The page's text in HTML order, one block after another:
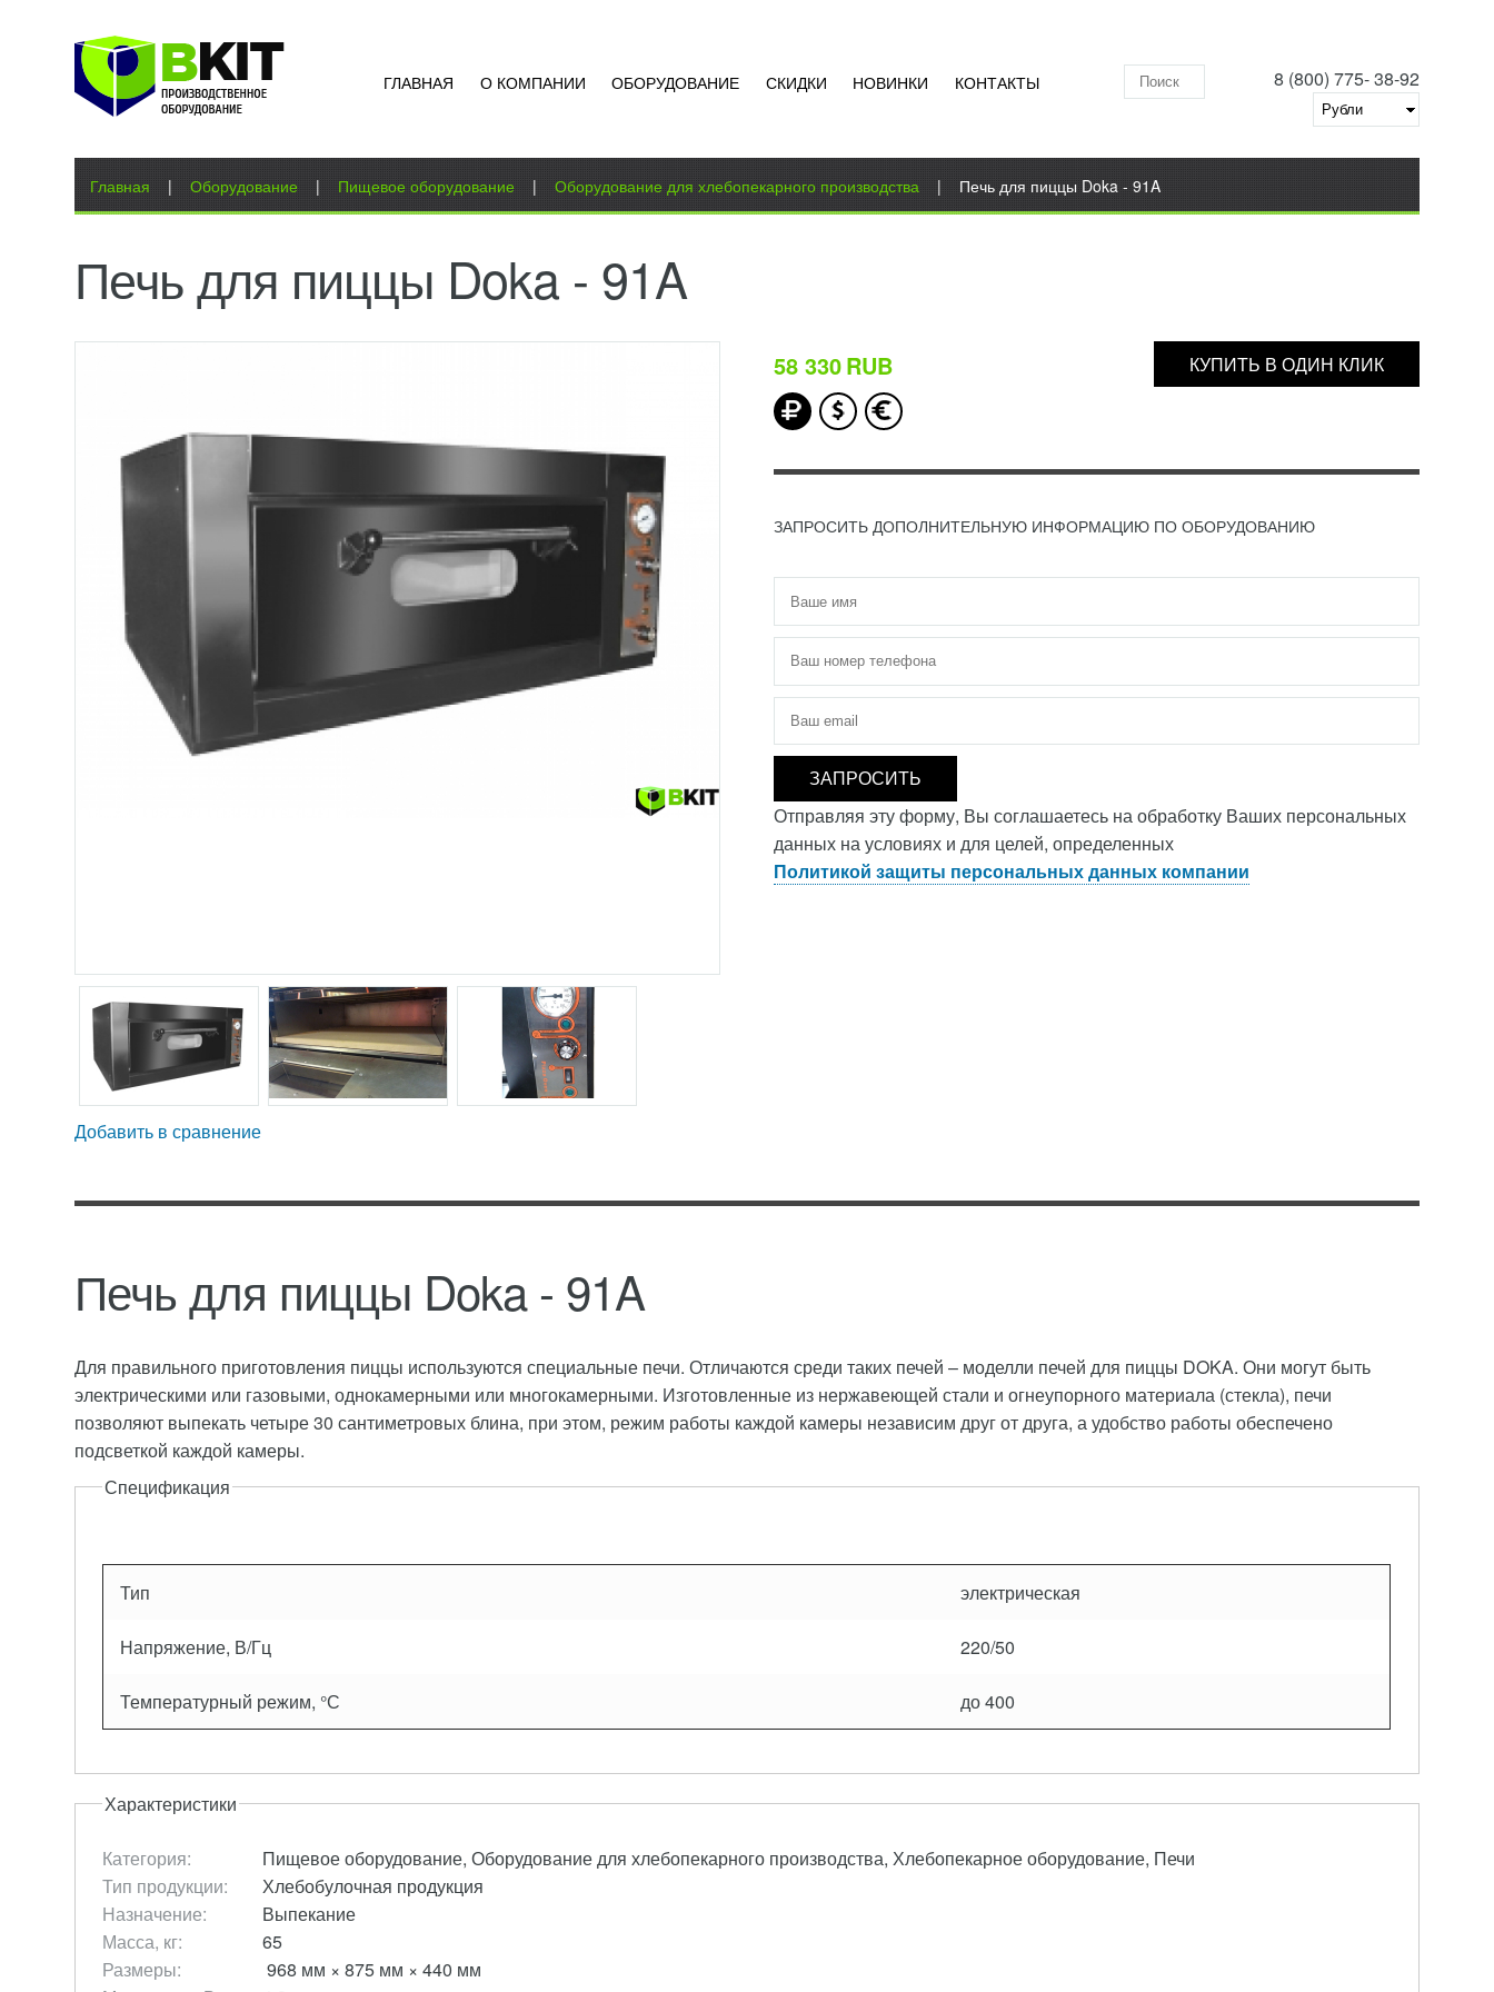
ГЛАВНАЯ О КОМПАНИИ ОБОРУДОВАНИЕ СКИДКИ НОВИНКИ КОНТАКТЫ
8 (800) 775- 38-92
Поиск по складу
Вы здесь
Главная | Оборудование | Пищевое оборудование | Оборудование для хлебопекарного производства | Печь для пиццы Doka - 91A
Печь для пиццы Doka - 91A
Добавить в сравнение
58 330RUB КУПИТЬ В ОДИН КЛИК
ЗАПРОСИТЬ ДОПОЛНИТЕЛЬНУЮ ИНФОРМАЦИЮ ПО ОБОРУДОВАНИЮ
Имя
Телефон
Электронная почта
Отправляя эту форму, Вы соглашаетесь на обработку Ваших персональных
данных на условиях и для целей, определенных
Политикой защиты персональных данных компании
Печь для пиццы Doka - 91A
Для правильного приготовления пиццы используются специальные печи. Отличаются среди таких печей – моделли печей для пиццы DOKA. Они могут быть
электрическими или газовыми, однокамерными или многокамерными. Изготовленные из нержавеющей стали и огнеупорного материала (стекла), печи
позволяют выпекать четыре 30 сантиметровых блина, при этом, режим работы каждой камеры независим друг от друга, а удобство работы обеспечено
подсветкой каждой камеры.
Описание
Спецификация
Тип электрическая
Напряжение, В/Гц 220/50
Температурный режим, °С до 400
Характеристики
Категория:
Пищевое оборудование, Оборудование для хлебопекарного производства, Хлебопекарное оборудование, Печи
Тип продукции:
Хлебобулочная продукция
Назначение:
Выпекание
Масса, кг:
65
Размеры:
968 мм × 875 мм × 440 мм